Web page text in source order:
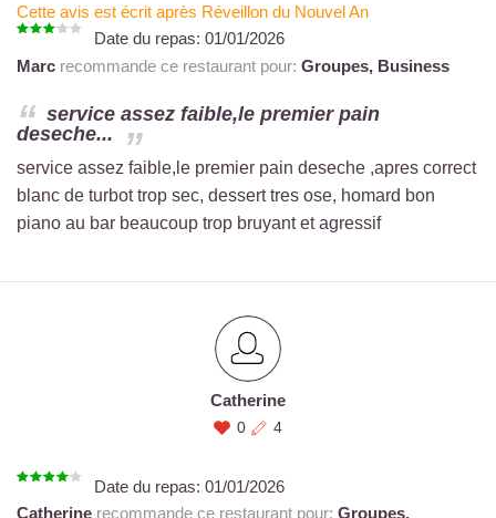
Cette avis est écrit après Réveillon du Nouvel An
Date du repas: 01/01/2026
Marc recommande ce restaurant pour: Groupes, Business
service assez faible,le premier pain
deseche...
service assez faible,le premier pain deseche ,apres correct
blanc de turbot trop sec, dessert tres ose, homard bon
piano au bar beaucoup trop bruyant et agressif
Catherine
0 4
Date du repas: 01/01/2026
Catherine recommande ce restaurant pour: Groupes,